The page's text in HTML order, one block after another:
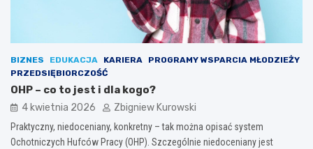
BIZNES EDUKACJA KARIERA
PROGRAMY WSPARCIA MŁODZIEŻY
PRZEDSIĘBIORCZOŚĆ
OHP – co to jest i dla kogo?
4 kwietnia 2026 Zbigniew Kurowski
Praktyczny, niedoceniany, konkretny – tak można opisać system
Ochotniczych Hufców Pracy (OHP). Szczególnie niedoceniany jest